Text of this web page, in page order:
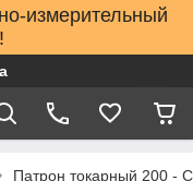
измерительный
Патрон токарный 200 -